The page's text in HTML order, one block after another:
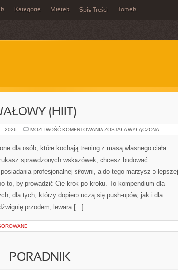
Kategorie Mietek Spis Treści Tomek
(HIIT)
- 2026 MOŻLIWOŚĆ KOMENTOWANIA TRENING
ZOSTAŁA WYŁĄCZONA
dla osób, które kochają trening z masą własnego ciała
sprawdzonych wskazówek, chcesz budować
profesjonalnej siłowni, a do tego marzysz o lepszej
to, by prowadzić Cię krok po kroku. To kompendium dla
dla tych, którzy dopiero uczą się push-upów, jak i dla
przodem, lewara […]
PORADNIK